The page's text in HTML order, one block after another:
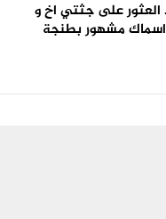
العثور على جثتي اخ و
مشهور بطنجة